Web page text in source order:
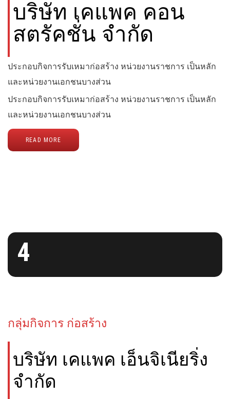
บริษัท เคแพค คอน
สตรัคชั่น จำกัด
ประกอบกิจการรับเหมาก่อสร้าง หน่วยงานราชการ เป็นหลัก
และหน่วยงานเอกชนบางส่วน
ประกอบกิจการรับเหมาก่อสร้าง หน่วยงานราชการ เป็นหลัก
และหน่วยงานเอกชนบางส่วน
READ MORE
4
กลุ่มกิจการ ก่อสร้าง
บริษัท เคแพค เอ็นจิเนียริ่ง
จำกัด